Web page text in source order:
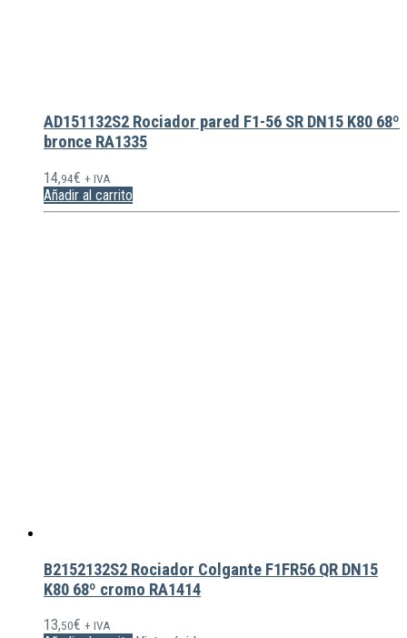
AD151132S2 Rociador pared F1-56 SR DN15 K80 68º
bronce RA1335
14,94€ + IVA
Añadir al carrito
B2152132S2 Rociador Colgante F1FR56 QR DN15
K80 68º cromo RA1414
13,50€ + IVA